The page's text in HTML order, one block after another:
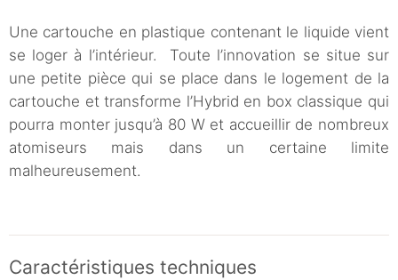
Une cartouche en plastique contenant le liquide vient
se loger à l’intérieur. Toute l’innovation se situe sur
une petite pièce qui se place dans le logement de la
cartouche et transforme l’Hybrid en box classique qui
pourra monter jusqu’à 80 W et accueillir de nombreux
atomiseurs mais dans un certaine limite
malheureusement.
Caractéristiques techniques